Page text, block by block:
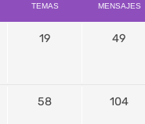
TEMAS MENSAJES
19 49
58 104